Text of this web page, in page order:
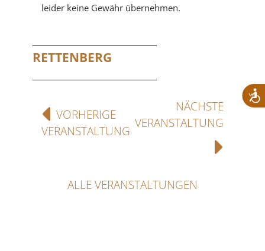
leider keine Gewähr übernehmen.
RETTENBERG
VORHERIGE
VERANSTALTUNG
NÄCHSTE
VERANSTALTUNG
ALLE VERANSTALTUNGEN